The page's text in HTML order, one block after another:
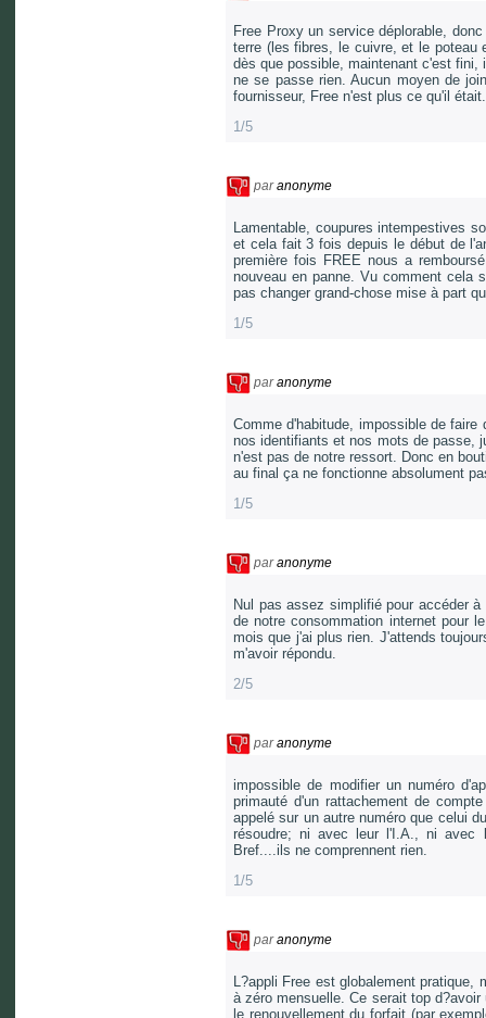
Free Proxy un service déplorable,
terre (les fibres, le cuivre, et le
dès que possible, maintenant c'est fini,
ne se passe rien. Aucun moyen de
fournisseur, Free n'est plus ce qu'il
1/5
paranonyme
Lamentable, coupures intempestives
et cela fait 3 fois depuis le début de
première fois FREE nous a
nouveau en panne. Vu comment
pas changer grand-chose mise à part
1/5
paranonyme
Comme d'habitude, impossible de
nos identifiants et nos mots de passe,
n'est pas de notre ressort. Donc en
au final ça ne fonctionne absolument
1/5
paranonyme
Nul pas assez simplifié pour accéder
de notre consommation internet pour
mois que j'ai plus rien. J'attends
m'avoir répondu.
2/5
paranonyme
impossible de modifier un numéro
primauté d'un rattachement de
appelé sur un autre numéro que celui
résoudre; ni avec leur l'I.A., ni avec
Bref....ils ne comprennent rien.
1/5
paranonyme
L?appli Free est globalement
à zéro mensuelle. Ce serait top
le renouvellement du forfait (par